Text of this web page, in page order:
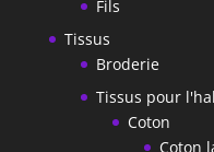
Fils
Tissus
Broderie
Tissus pour
Coton
Coton